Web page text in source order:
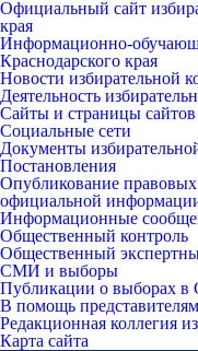
Официальный сайт
края
Информационно-
Краснодарского края
Новости избирательной
Деятельность
Сайты и страницы сайтов
Социальные сети
Документы
Постановления
Опубликование
официальной
Информационные
Общественный контроль
Общественный
СМИ и выборы
Публикации о выборах
В помощь
Редакционная коллегия
Карта сайта